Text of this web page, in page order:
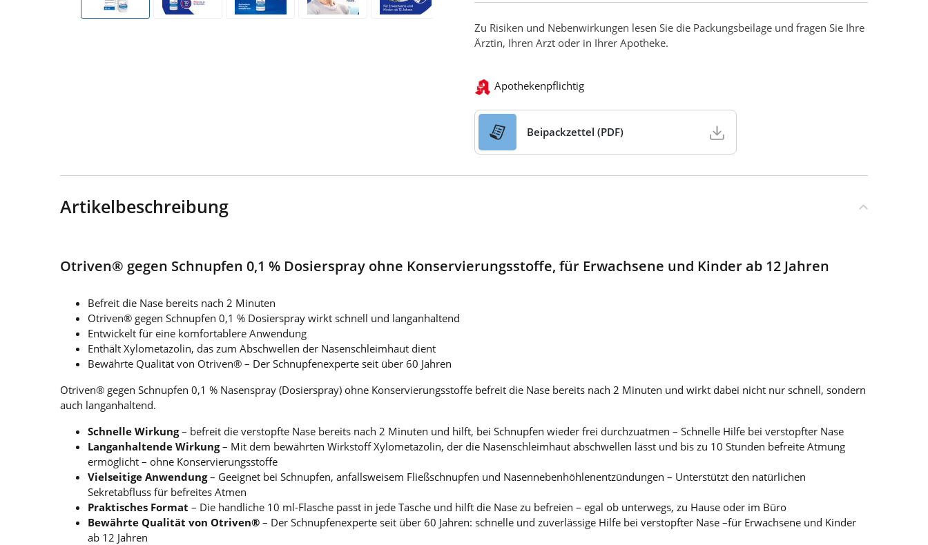
Zu Risiken und Nebenwirkungen lesen Sie die Packungsbeilage und fragen Sie Ihre
Ärztin, Ihren Arzt oder in Ihrer Apotheke.
Apothekenpflichtig
Beipackzettel (PDF)
Artikelbeschreibung
Otriven® gegen Schnupfen 0,1 % Dosierspray ohne Konservierungsstoffe, für Erwachsene und Kinder ab 12 Jahren
Befreit die Nase bereits nach 2 Minuten
Otriven® gegen Schnupfen 0,1 % Dosierspray wirkt schnell und langanhaltend
Entwickelt für eine komfortablere Anwendung
Enthält Xylometazolin, das zum Abschwellen der Nasenschleimhaut dient
Bewährte Qualität von Otriven® – Der Schnupfenexperte seit über 60 Jahren
Otriven® gegen Schnupfen 0,1 % Nasenspray (Dosierspray) ohne Konservierungsstoffe befreit die Nase bereits nach 2 Minuten und wirkt dabei nicht nur schnell, sondern
auch langanhaltend.
Schnelle Wirkung– befreit die verstopfte Nase bereits nach 2 Minuten und hilft, bei Schnupfen wieder frei durchzuatmen – Schnelle Hilfe bei verstopfter Nase
Langanhaltende Wirkung– Mit dem bewährten Wirkstoff Xylometazolin, der die Nasenschleimhaut abschwellen lässt und bis zu 10 Stunden befreite Atmung
ermöglicht – ohne Konservierungsstoffe
Vielseitige Anwendung– Geeignet bei Schnupfen, anfallsweisem Fließschnupfen und Nasennebenhöhlenentzündungen – Unterstützt den natürlichen
Sekretabfluss für befreites Atmen
Praktisches Format – Die handliche 10 ml-Flasche passt in jede Tasche und hilft die Nase zu befreien – egal ob unterwegs, zu Hause oder im Büro
Bewährte Qualität von Otriven® – Der Schnupfenexperte seit über 60 Jahren: schnelle und zuverlässige Hilfe bei verstopfter Nase –für Erwachsene und Kinder
ab 12 Jahren